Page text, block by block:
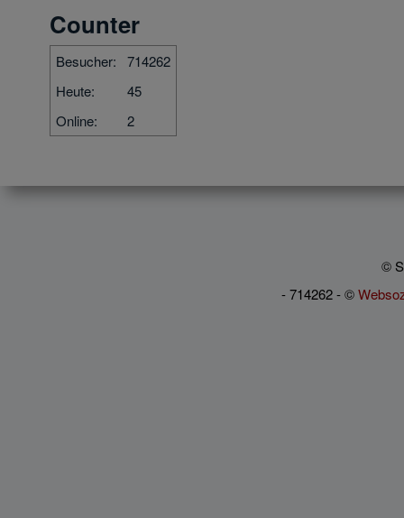
Counter
Besucher:
714262
Heute:
45
Online:
2
©
- 714262 - ©